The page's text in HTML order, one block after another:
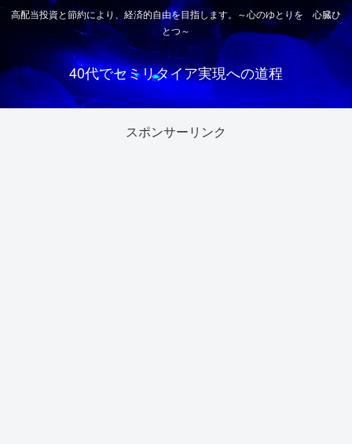
高配当投資と節約により、経済的自由を目指します。～心のゆとりを 心臓ひ
とつ～
40代でセミリタイア実現への道程
スポンサーリンク